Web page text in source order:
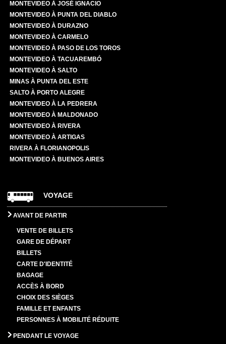
MONTEVIDEO À JOSÉ IGNACIO
MONTEVIDEO À PUNTA DEL DIABLO
MONTEVIDEO À DURAZNO
MONTEVIDEO À CARMELO
MONTEVIDEO À PASO DE LOS TOROS
MONTEVIDEO À TACUAREMBÓ
MONTEVIDEO À SALTO
MINAS À PUNTA DEL ESTE
SALTO À PORTO ALEGRE
MONTEVIDEO À LA PEDRERA
MONTEVIDEO À MALDONADO
MONTEVIDEO À RIVERA
MONTEVIDEO À ARTIGAS
RIVERA À FLORIANOPOLIS
MONTEVIDEO À BUENOS AIRES
VOYAGE
AVANT DE PARTIR
VENTE DE BILLETS
GARE DE DÉPART
BILLETS
CARTE D'IDENTITÉ
BAGAGE
ACCÈS À BORD
CHOIX DES SIÈGES
FAMILLE ET ENFANTS
PERSONNES À MOBILITÉ RÉDUITE
PENDANT LE VOYAGE